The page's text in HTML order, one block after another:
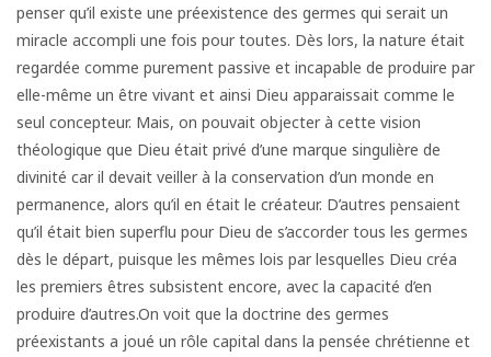
penser qu’il existe une préexistence des germes qui serait un
miracle accompli une fois pour toutes. Dès lors, la nature était
regardée comme purement passive et incapable de produire par
elle-même un être vivant et ainsi Dieu apparaissait comme le
seul concepteur. Mais, on pouvait objecter à cette vision
théologique que Dieu était privé d’une marque singulière de
divinité car il devait veiller à la conservation d’un monde en
permanence, alors qu’il en était le créateur. D’autres pensaient
qu’il était bien superflu pour Dieu de s’accorder tous les germes
dès le départ, puisque les mêmes lois par lesquelles Dieu créa
les premiers êtres subsistent encore, avec la capacité d’en
produire d’autres.On voit que la doctrine des germes
préexistants a joué un rôle capital dans la pensée chrétienne et